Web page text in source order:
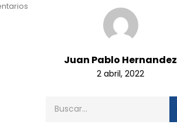
Juan Pablo Hernandez
2 abril, 2022